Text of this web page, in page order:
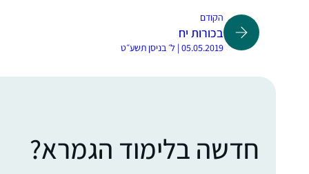
הקודם
בכורות יח
05.05.2019 | ל׳ בניסן תשע״ט
חדשה בלימוד הגמרא?